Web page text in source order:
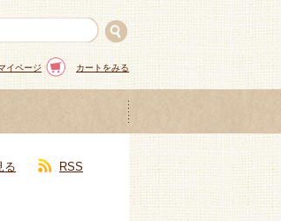
イページ カートをみる
る RSS